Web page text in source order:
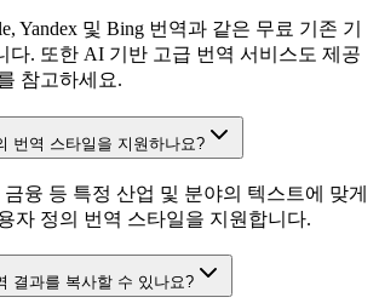
Yandex 및 Bing 번역과 같은 무료 기존 기
다. 또한 AI 기반 고급 번역 서비스도 제공
참고하세요.
번역 스타일을 지원하나요?
융 등 특정 산업 및 분야의 텍스트에 맞게
자 정의 번역 스타일을 지원합니다.
결과를 복사할 수 있나요?